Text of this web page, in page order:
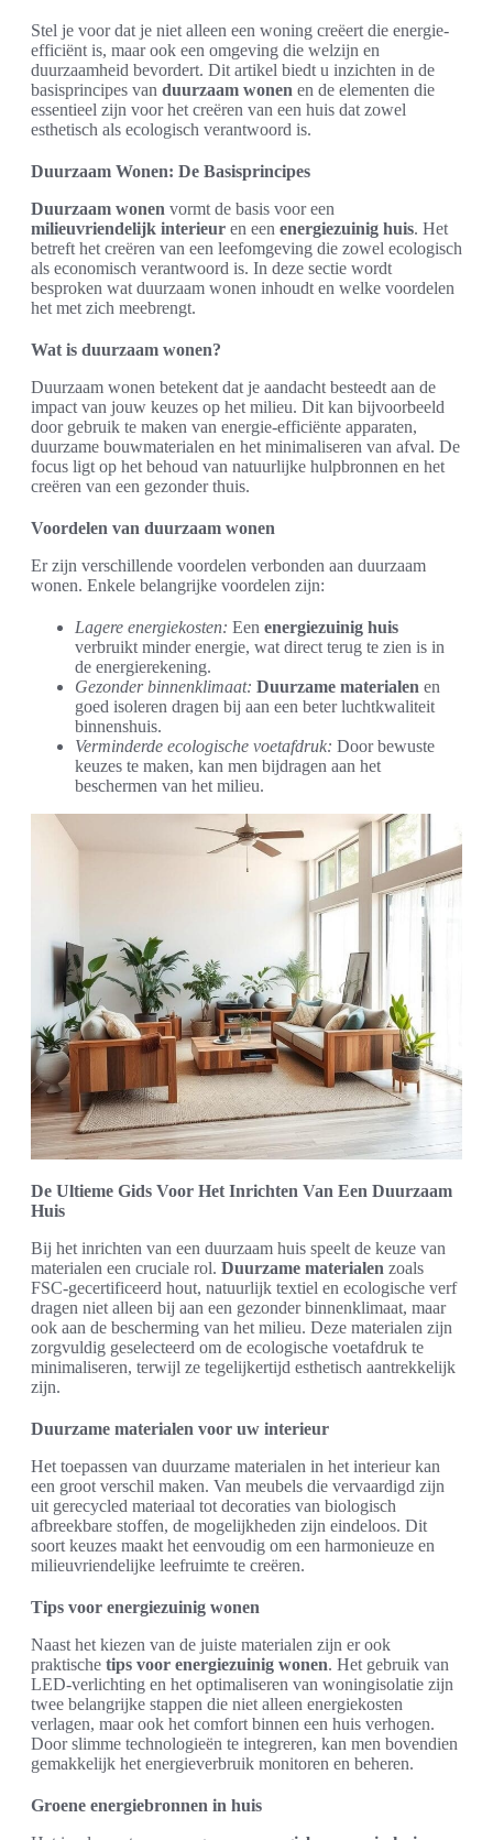
Stel je voor dat je niet alleen een woning creëert die energie-
efficiënt is, maar ook een omgeving die welzijn en
duurzaamheid bevordert. Dit artikel biedt u inzichten in de
basisprincipes van duurzaam wonen en de elementen die
essentieel zijn voor het creëren van een huis dat zowel
esthetisch als ecologisch verantwoord is.
Duurzaam Wonen: De Basisprincipes
Duurzaam wonen vormt de basis voor een
milieuvriendelijk interieur en een energiezuinig huis. Het
betreft het creëren van een leefomgeving die zowel ecologisch
als economisch verantwoord is. In deze sectie wordt
besproken wat duurzaam wonen inhoudt en welke voordelen
het met zich meebrengt.
Wat is duurzaam wonen?
Duurzaam wonen betekent dat je aandacht besteedt aan de
impact van jouw keuzes op het milieu. Dit kan bijvoorbeeld
door gebruik te maken van energie-efficiënte apparaten,
duurzame bouwmaterialen en het minimaliseren van afval. De
focus ligt op het behoud van natuurlijke hulpbronnen en het
creëren van een gezonder thuis.
Voordelen van duurzaam wonen
Er zijn verschillende voordelen verbonden aan duurzaam
wonen. Enkele belangrijke voordelen zijn:
Lagere energiekosten: Een energiezuinig huis
verbruikt minder energie, wat direct terug te zien is in
de energierekening.
Gezonder binnenklimaat: Duurzame materialen en
goed isoleren dragen bij aan een beter luchtkwaliteit
binnenshuis.
Verminderde ecologische voetafdruk: Door bewuste
keuzes te maken, kan men bijdragen aan het
beschermen van het milieu.
De Ultieme Gids Voor Het Inrichten Van Een Duurzaam
Huis
Bij het inrichten van een duurzaam huis speelt de keuze van
materialen een cruciale rol. Duurzame materialen zoals
FSC-gecertificeerd hout, natuurlijk textiel en ecologische verf
dragen niet alleen bij aan een gezonder binnenklimaat, maar
ook aan de bescherming van het milieu. Deze materialen zijn
zorgvuldig geselecteerd om de ecologische voetafdruk te
minimaliseren, terwijl ze tegelijkertijd esthetisch aantrekkelijk
zijn.
Duurzame materialen voor uw interieur
Het toepassen van duurzame materialen in het interieur kan
een groot verschil maken. Van meubels die vervaardigd zijn
uit gerecycled materiaal tot decoraties van biologisch
afbreekbare stoffen, de mogelijkheden zijn eindeloos. Dit
soort keuzes maakt het eenvoudig om een harmonieuze en
milieuvriendelijke leefruimte te creëren.
Tips voor energiezuinig wonen
Naast het kiezen van de juiste materialen zijn er ook
praktische tips voor energiezuinig wonen. Het gebruik van
LED-verlichting en het optimaliseren van woningisolatie zijn
twee belangrijke stappen die niet alleen energiekosten
verlagen, maar ook het comfort binnen een huis verhogen.
Door slimme technologieën te integreren, kan men bovendien
gemakkelijk het energieverbruik monitoren en beheren.
Groene energiebronnen in huis